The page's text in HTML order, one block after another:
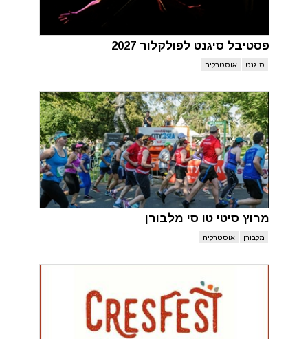
פסטיבל סיגנט לפולקלור 2027
סיגנט אוסטרליה
מרוץ סיטי טו סי מלבורן
מלבורן אוסטרליה